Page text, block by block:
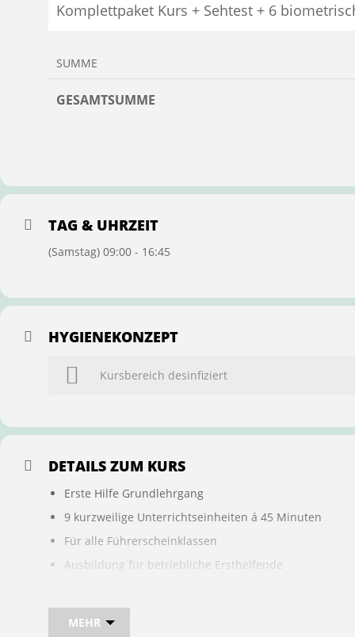
Komplettpaket Kurs + Sehtest + 6
SUMME
GESAMTSUMME
TAG & UHRZEIT
(Samstag) 09:00 - 16:45
HYGIENEKONZEPT
Kursbereich desinfiziert
DETAILS ZUM KURS
Erste Hilfe Grundlehrgang
9 kurzweilige Unterrichtseinheiten á 45 Minuten
Für alle Führerscheinklassen
Ausbildung für betriebliche Ersthelfende
Bei sam kannst du direkt im Kurs auch gleich, den für
MEHR